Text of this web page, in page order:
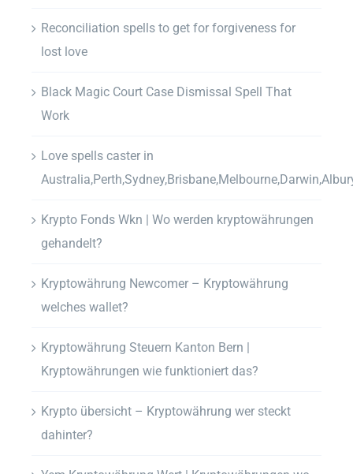
Reconciliation spells to get for forgiveness for
lost love
Black Magic Court Case Dismissal Spell That
Work
Love spells caster in
Krypto Fonds Wkn | Wo werden kryptowährungen
gehandelt?
Kryptowährung Newcomer – Kryptowährung
welches wallet?
Kryptowährung Steuern Kanton Bern |
Kryptowährungen wie funktioniert das?
Krypto übersicht – Kryptowährung wer steckt
dahinter?